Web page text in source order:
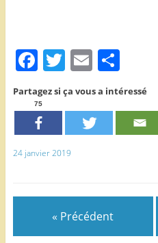
F
a
c
e
b
o
T
w
itt
er
E
m
ai
l
P
ar
ta
Partagez si ça vous a intéressé
75
24 janvier 2019
« Précédent